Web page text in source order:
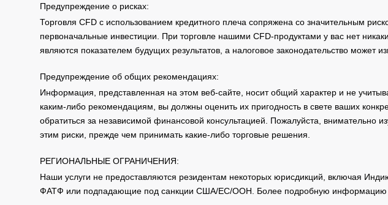
Предупреждение о рисках:
Торговля CFD с использованием кредитного плеча сопряжена со значительным
первоначальные инвестиции. При торговле нашими CFD-продуктами у вас нет
являются показателем будущих результатов, а налоговое законодательство может
Предупреждение об общих рекомендациях:
Информация, представленная на этом веб-сайте, носит общий характер и не
каким-либо рекомендациям, вы должны оценить их пригодность в свете ваших
обратиться за независимой финансовой консультацией. Пожалуйста, внимательно
этим риски, прежде чем принимать какие-либо торговые решения.
РЕГИОНАЛЬНЫЕ ОГРАНИЧЕНИЯ:
Наши услуги не предоставляются резидентам некоторых юрисдикций, включая
ФАТФ или подпадающие под санкции США/ЕС/ООН. Более подробную информацию